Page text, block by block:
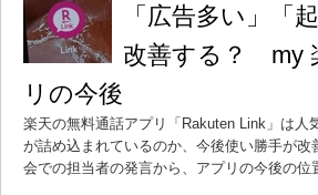
「広告多い」「
改善する？ my
リの今後
楽天の無料通話アプリ「Rakuten Link」は
が詰め込まれているのか、今後使い勝手が
会での担当者の発言から、アプリの今後の